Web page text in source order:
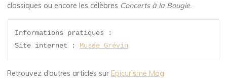
classiques ou encore les célèbres Concerts à la Bougie.
Informations pratiques :
Site internet : Musée Grévin
Retrouvez d’autres articles sur Epicurisme Mag